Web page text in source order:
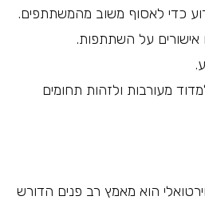
כדי לאסוף משוב מהמשתתפים.
אישורים על השתתפות.
מעורבות ולזהות תחומים
הוא מאמץ רב פנים הדורש